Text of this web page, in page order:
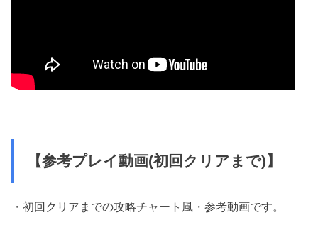
【参考プレイ動画(初回クリアまで)】
・初回クリアまでの攻略チャート風・参考動画です。